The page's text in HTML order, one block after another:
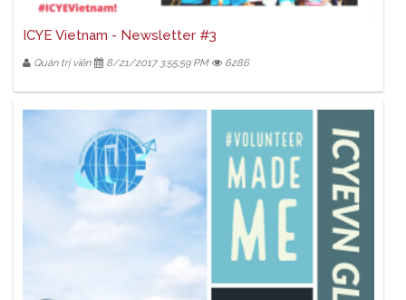
ICYE Vietnam - Newsletter #3
Quản trị viên 8/21/2017 3:55:59 PM 6286